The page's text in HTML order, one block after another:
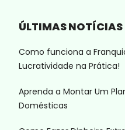
ÚLTIMAS NOTÍCIAS
Como funciona a
Lucratividade na Prática!
Aprenda a Montar Um
Domésticas